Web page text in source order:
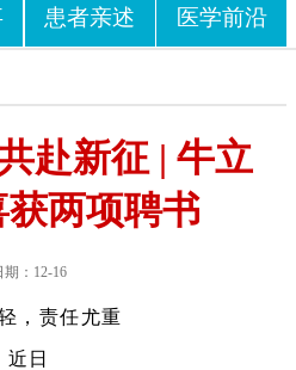
患者亲述 医学前沿
赴新征 | 牛立
两项聘书
期：12-16
，责任尤重
近日